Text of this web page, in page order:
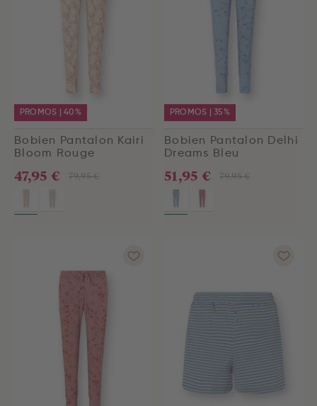
PROMOS | 40%
Bobien Pantalon Kairi
Bloom Rouge
79,95 €
47,95 €
PROMOS | 35%
Bobien Pantalon Delhi
Dreams Bleu
79,95 €
51,95 €